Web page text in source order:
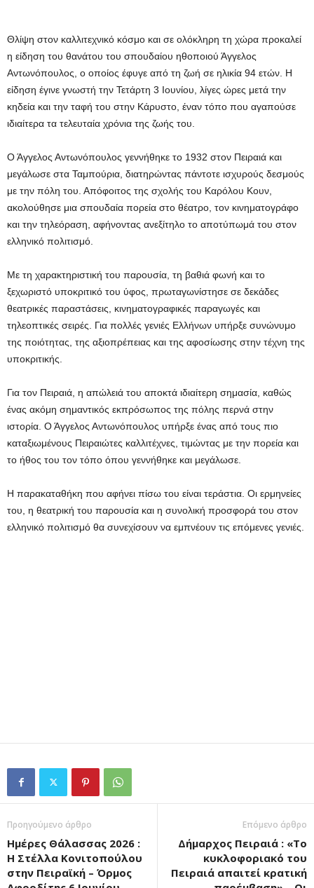
Θλίψη στον καλλιτεχνικό κόσμο και σε ολόκληρη τη χώρα προκαλεί
η είδηση του θανάτου του σπουδαίου ηθοποιού Άγγελος
Αντωνόπουλος, ο οποίος έφυγε από τη ζωή σε ηλικία 94 ετών. Η
είδηση έγινε γνωστή την Τετάρτη 3 Ιουνίου, λίγες ώρες μετά την
κηδεία και την ταφή του στην Κάρυστο, έναν τόπο που αγαπούσε
ιδιαίτερα τα τελευταία χρόνια της ζωής του.
Ο Άγγελος Αντωνόπουλος γεννήθηκε το 1932 στον Πειραιά και
μεγάλωσε στα Ταμπούρια, διατηρώντας πάντοτε ισχυρούς δεσμούς
με την πόλη του. Απόφοιτος της σχολής του Καρόλου Κουν,
ακολούθησε μια σπουδαία πορεία στο θέατρο, τον κινηματογράφο
και την τηλεόραση, αφήνοντας ανεξίτηλο το αποτύπωμά του στον
ελληνικό πολιτισμό.
Με τη χαρακτηριστική του παρουσία, τη βαθιά φωνή και το
ξεχωριστό υποκριτικό του ύφος, πρωταγωνίστησε σε δεκάδες
θεατρικές παραστάσεις, κινηματογραφικές παραγωγές και
τηλεοπτικές σειρές. Για πολλές γενιές Ελλήνων υπήρξε συνώνυμο
της ποιότητας, της αξιοπρέπειας και της αφοσίωσης στην τέχνη της
υποκριτικής.
Για τον Πειραιά, η απώλειά του αποκτά ιδιαίτερη σημασία, καθώς
ένας ακόμη σημαντικός εκπρόσωπος της πόλης περνά στην
ιστορία. Ο Άγγελος Αντωνόπουλος υπήρξε ένας από τους πιο
καταξιωμένους Πειραιώτες καλλιτέχνες, τιμώντας με την πορεία και
το ήθος του τον τόπο όπου γεννήθηκε και μεγάλωσε.
Η παρακαταθήκη που αφήνει πίσω του είναι τεράστια. Οι ερμηνείες
του, η θεατρική του παρουσία και η συνολική προσφορά του στον
ελληνικό πολιτισμό θα συνεχίσουν να εμπνέουν τις επόμενες γενιές.
Προηγούμενο άρθρο
Ημέρες Θάλασσας 2026 :
Η Στέλλα Κονιτοπούλου
στην Πειραϊκή – Όρμος
Επόμενο άρθρο
Δήμαρχος Πειραιά : «Το
κυκλοφοριακό του
Πειραιά απαιτεί κρατική